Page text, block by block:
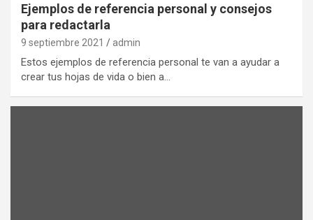
Ejemplos de referencia personal y consejos
para redactarla
9 septiembre 2021 admin
Estos ejemplos de referencia personal te van a ayudar a
crear tus hojas de vida o bien a…